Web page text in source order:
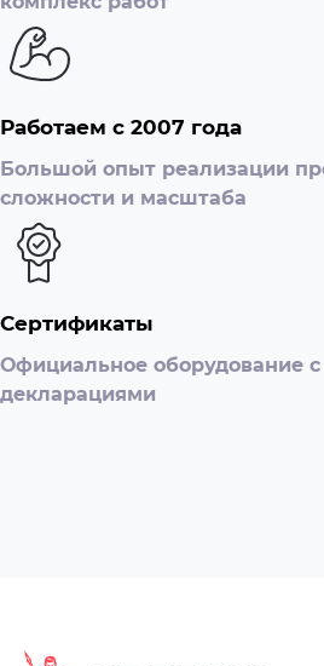
Работаем с 2007 года
Большой опыт реализации
сложности и масштаба
Сертификаты
Официальное оборудование
декларациями